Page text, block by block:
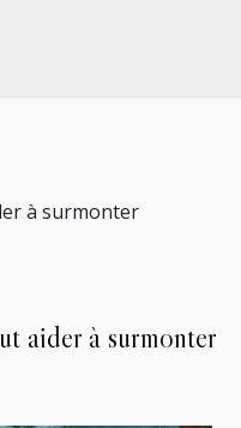
à surmonter
aider à surmonter